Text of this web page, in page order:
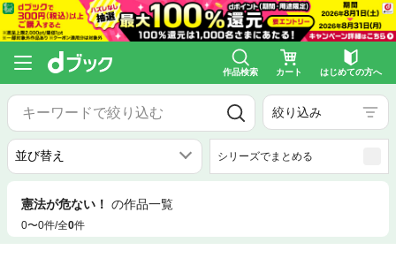
作品検索 カート はじめての方へ
絞り込み
シリーズでまとめる
憲法が危ない！ の作品一覧
0〜0件/全0件